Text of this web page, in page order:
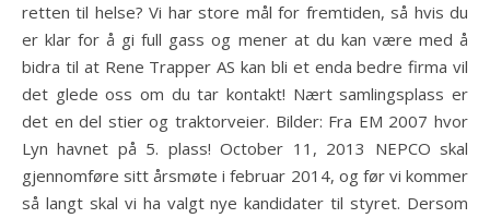
retten til helse? Vi har store mål for fremtiden, så hvis du
er klar for å gi full gass og mener at du kan være med å
bidra til at Rene Trapper AS kan bli et enda bedre firma vil
det glede oss om du tar kontakt! Nært samlingsplass er
det en del stier og traktorveier. Bilder: Fra EM 2007 hvor
Lyn havnet på 5. plass! October 11, 2013 NEPCO skal
gjennomføre sitt årsmøte i februar 2014, og før vi kommer
så langt skal vi ha valgt nye kandidater til styret. Dersom